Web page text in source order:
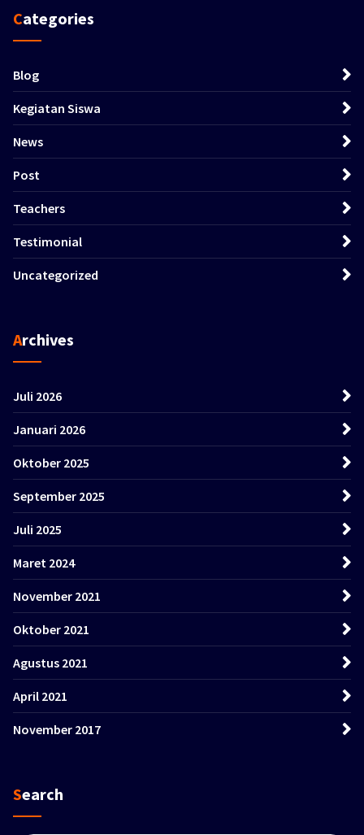
Categories
Blog
Kegiatan Siswa
News
Post
Teachers
Testimonial
Uncategorized
Archives
Juli 2026
Januari 2026
Oktober 2025
September 2025
Juli 2025
Maret 2024
November 2021
Oktober 2021
Agustus 2021
April 2021
November 2017
Search